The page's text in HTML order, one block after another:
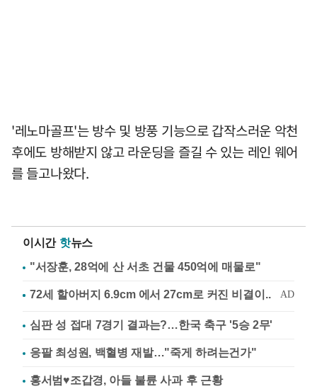
'레노마골프'는 방수 및 방풍 기능으로 갑작스러운 악천
후에도 방해받지 않고 라운딩을 즐길 수 있는 레인 웨어
를 들고나왔다.
이시간 핫뉴스
"서장훈, 28억에 산 서초 건물 450억에 매물로"
심판 성 접대 7경기 결과는?…한국 축구 '5승 2무'
응팔 최성원, 백혈병 재발…"죽게 하려는건가"
홍서범♥조갑경, 아들 불륜 사과 후 근황